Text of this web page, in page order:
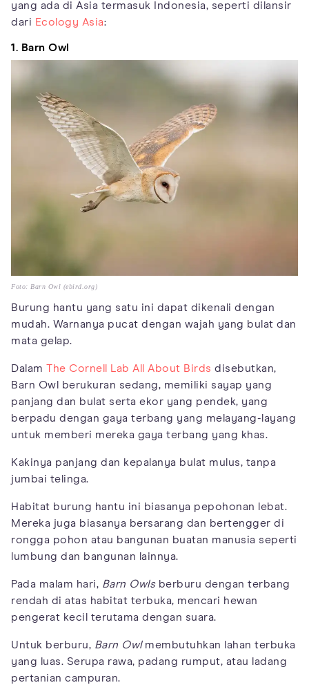
yang ada di Asia termasuk Indonesia, seperti dilansir
dari Ecology Asia:
1. Barn Owl
Foto: Barn Owl (ebird.org)
Burung hantu yang satu ini dapat dikenali dengan
mudah. Warnanya pucat dengan wajah yang bulat dan
mata gelap.
Dalam The Cornell Lab All About Birds disebutkan,
Barn Owl berukuran sedang, memiliki sayap yang
panjang dan bulat serta ekor yang pendek, yang
berpadu dengan gaya terbang yang melayang-layang
untuk memberi mereka gaya terbang yang khas.
Kakinya panjang dan kepalanya bulat mulus, tanpa
jumbai telinga.
Habitat burung hantu ini biasanya pepohonan lebat.
Mereka juga biasanya bersarang dan bertengger di
rongga pohon atau bangunan buatan manusia seperti
lumbung dan bangunan lainnya.
Pada malam hari, Barn Owlsberburu dengan terbang
rendah di atas habitat terbuka, mencari hewan
pengerat kecil terutama dengan suara.
Untuk berburu, Barn Owlmembutuhkan lahan terbuka
yang luas. Serupa rawa, padang rumput, atau ladang
pertanian campuran.